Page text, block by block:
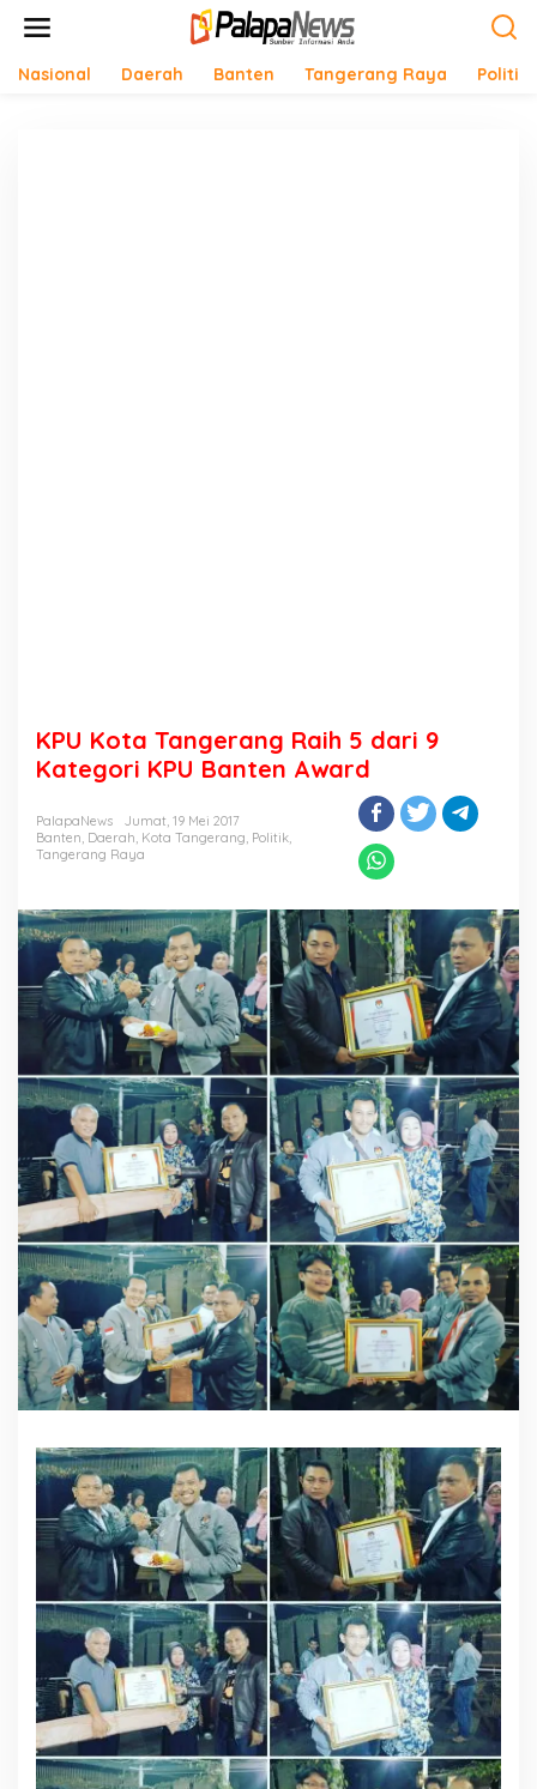
Nasional Daerah Banten Tangerang Raya Politik
KPU Kota Tangerang Raih 5 dari 9
Kategori KPU Banten Award
PalapaNews
Jumat, 19 Mei 2017
Banten, Daerah, Kota Tangerang, Politik,
Tangerang Raya